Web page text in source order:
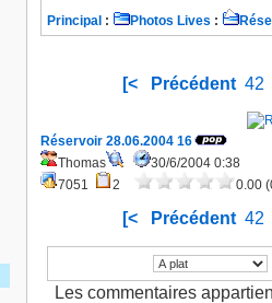
Principal : Photos Lives :
[< Précédent 42
Réservoir 28.06.2004 16
Thomas
30/6/2004 0:38
7051
2 0.00
[< Précédent 42
Les commentaires